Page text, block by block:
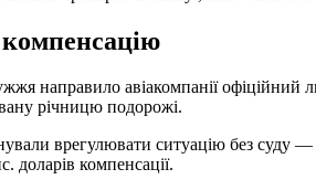
направило авіакомпанії офіційний
річницю подорожі.
врегулювати ситуацію без суду —
доларів компенсації.